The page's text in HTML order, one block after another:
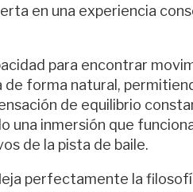
en una experiencia
para encontrar
forma natural,
de equilibrio
una inmersión que
de la pista de baile.
perfectamente la